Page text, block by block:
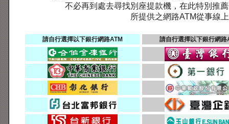
不必再到處去尋找別座提款機，在此特別推
所提供之網路ATM從事線
請自行選擇以下銀行網路ATM 請自行選擇以下銀行網路